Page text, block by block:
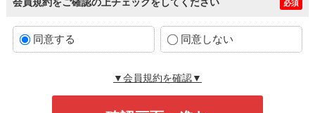
必須
同意する 同意しない
▼会員規約を確認▼